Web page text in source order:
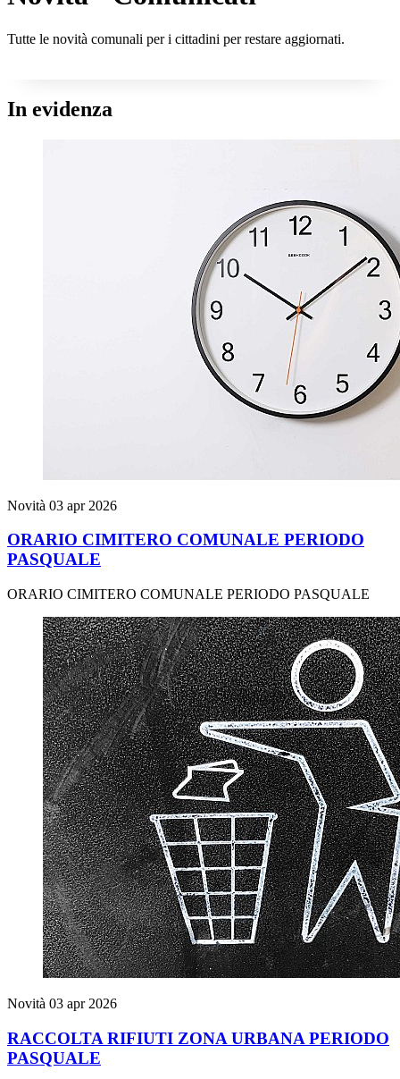
Tutte le novità comunali per i cittadini per restare aggiornati.
In evidenza
Novità 03 apr 2026
ORARIO CIMITERO COMUNALE PERIODO
PASQUALE
ORARIO CIMITERO COMUNALE PERIODO PASQUALE
Novità 03 apr 2026
RACCOLTA RIFIUTI ZONA URBANA PERIODO
PASQUALE